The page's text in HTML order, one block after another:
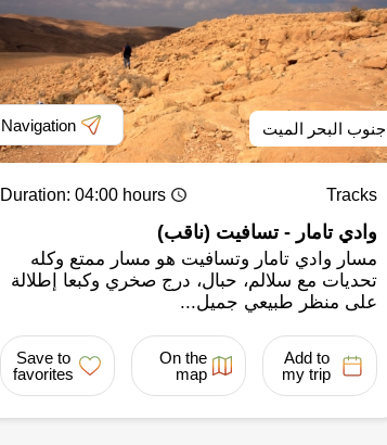
جنوب البحر الميت Navigation
Tracks
Duration: 04:00 hours
وادي تامار - تسافيت (ناقب)
مسار وادي تامار وتسافيت هو مسار ممتع وكله
تحديات مع سلالم، حبال، درج صخري وكبعا إطلالة
على منظر طبيعي جميل...
Add to
my trip
On the
map
Save to
favorites